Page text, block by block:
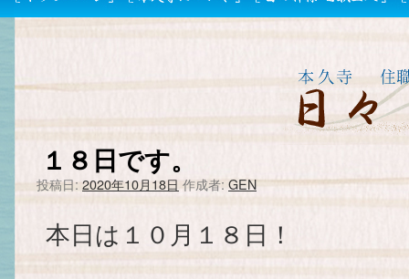
１８日です。
投稿日: 2020年10月18日 作成者: GEN
本日は１０月１８日！